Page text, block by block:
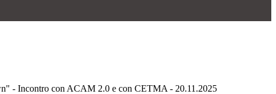
- Incontro con ACAM 2.0 e con CETMA - 20.11.2025